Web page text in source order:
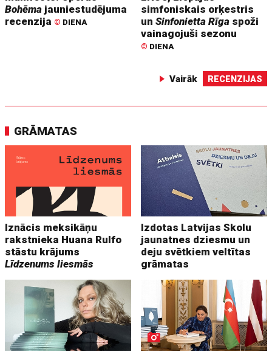
Bohēma jauniestudējuma
recenzija © DIENA
simfoniskais orķestris
unSinfonietta Rīga spoži
vainagojuši sezonu
© DIENA
Vairāk RECENZIJAS
GRĀMATAS
Iznācis meksikāņu
rakstnieka Huana Rulfo
stāstu krājums
Līdzenums liesmās
Izdotas Latvijas Skolu
jaunatnes dziesmu un
deju svētkiem veltītas
grāmatas